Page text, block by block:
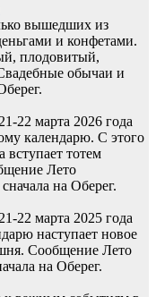
вышедших из
и конфетами.
плодовитый,
обычаи и
22 марта 2026 года
календарю. С этого
вступает тотем
Лето
на Оберег.
22 марта 2025 года
наступает новое
Сообщение Лето
на Оберег.